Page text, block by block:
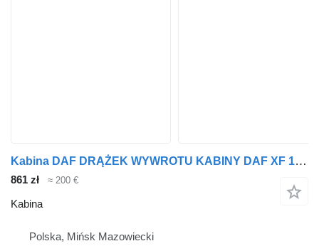
Kabina DAF DRĄŻEK WYWROTU KABINY DAF XF 105 do ciągnika siodłowego
861 zł ≈ 200 €
Kabina
Polska, Mińsk Mazowiecki